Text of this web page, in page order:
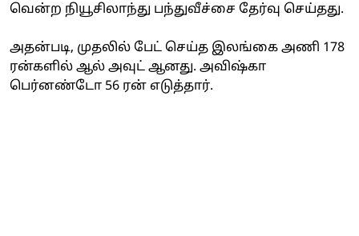
வென்ற நியூசிலாந்து பந்துவீச்சை தேர்வு செய்தது.
அதன்படி, முதலில் பேட் செய்த இலங்கை அணி 178
ரன்களில் ஆல் அவுட் ஆனது. அவிஷ்கா
பெர்னண்டோ 56 ரன் எடுத்தார்.